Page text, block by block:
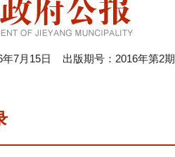
7月15日 出版期号：2016年第2期